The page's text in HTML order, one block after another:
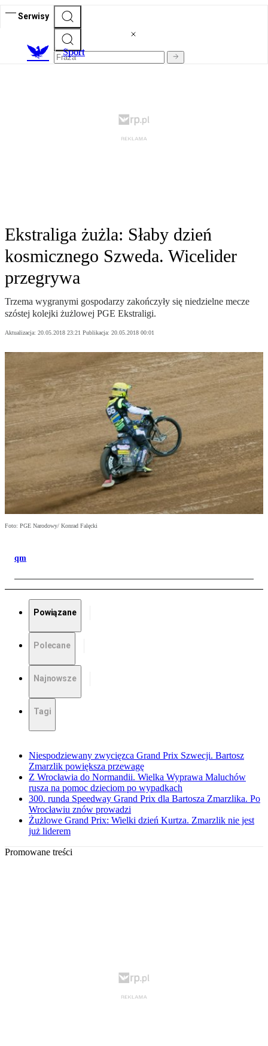
Serwisy
Sport
Ekstraliga żużla: Słaby dzień
kosmicznego Szweda. Wicelider
przegrywa
Trzema wygranymi gospodarzy zakończyły się niedzielne mecze
szóstej kolejki żużlowej PGE Ekstraligi.
Aktualizacja: 20.05.2018 23:21 Publikacja: 20.05.2018 00:01
Foto: PGE Narodowy/ Konrad Falęcki
qm
Powiązane
Polecane
Najnowsze
Tagi
Niespodziewany zwycięzca Grand Prix Szwecji. Bartosz
Zmarzlik powiększa przewagę
Z Wrocławia do Normandii. Wielka Wyprawa Maluchów
rusza na pomoc dzieciom po wypadkach
300. runda Speedway Grand Prix dla Bartosza Zmarzlika. Po
Wrocławiu znów prowadzi
Żużlowe Grand Prix: Wielki dzień Kurtza. Zmarzlik nie jest
już liderem
Promowane treści